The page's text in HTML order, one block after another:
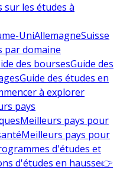
les études à
UniAllemagneSuisse
par domaine
des boursesGuide des
Guide des études en
à explorer
pays
Meilleurs pays pour
Meilleurs pays pour
d'études et
d'études en hausse👉